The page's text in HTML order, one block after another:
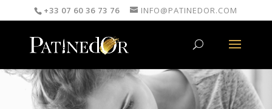
+33 07 60 36 73 76 INFO@PATINEDOR.COM